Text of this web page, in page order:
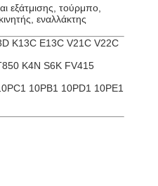
εξάτμισης, τούρμπο,
εναλλάκτης
K13C E13C V21C V22C
K4N S6K FV415
10PB1 10PD1 10PE1